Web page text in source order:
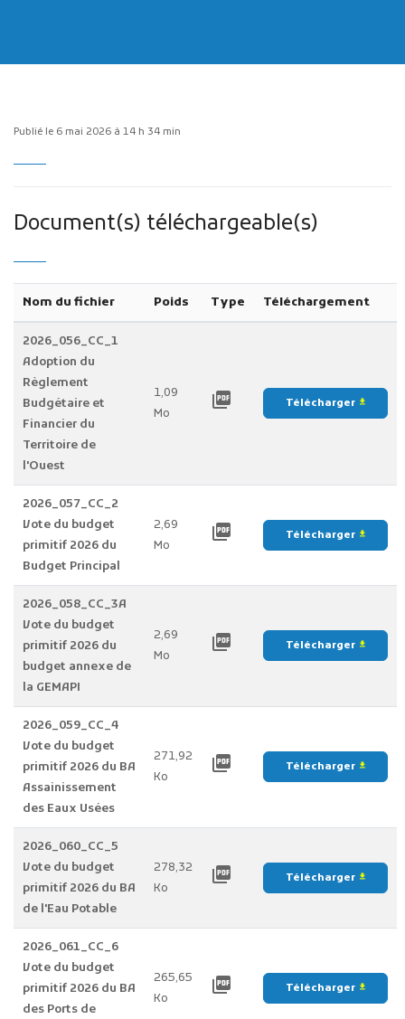
Plans d'accès
Publié le 6 mai 2026 à 14 h 34 min
Document(s) téléchargeable(s)
Nom du fichier Poids Type Téléchargement
2026_056_CC_1
Adoption du
Règlement
Budgétaire et
Financier du
Territoire de
l'Ouest
1,09
Mo
picture_as_pdf Télécharger file_download
2026_057_CC_2
Vote du budget
primitif 2026 du
Budget Principal
2,69
Mo
picture_as_pdf Télécharger file_download
2026_058_CC_3A
Vote du budget
primitif 2026 du
budget annexe de
la GEMAPI
2,69
Mo
picture_as_pdf Télécharger file_download
2026_059_CC_4
Vote du budget
primitif 2026 du BA
Assainissement
des Eaux Usées
271,92
Ko
picture_as_pdf Télécharger file_download
2026_060_CC_5
Vote du budget
primitif 2026 du BA
de l'Eau Potable
278,32
Ko
picture_as_pdf Télécharger file_download
2026_061_CC_6
Vote du budget
primitif 2026 du BA
des Ports de
265,65
Ko
picture_as_pdf Télécharger file_download